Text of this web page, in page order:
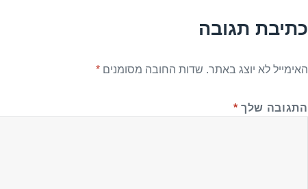
כתיבת תגובה
האימייל לא יוצג באתר. שדות החובה מסומנים*
התגובה שלך *